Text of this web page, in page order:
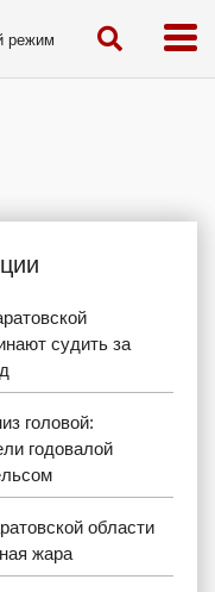
режим
судить за
головой:
годовалой
области
жара